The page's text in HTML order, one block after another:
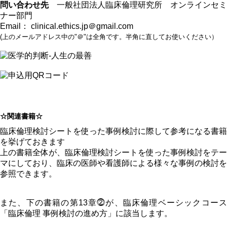
問い合わせ先一般社団法人臨床倫理研究所 オンラインセミ
ナー部門
Email： clinical.ethics.jp＠gmail.com
(上のメールアドレス中の"＠"は全角です。半角に直してお使いください）
☆関連書籍☆
臨床倫理検討シートを使った事例検討に際して参考になる書籍
を挙げておきます
上の書籍全体が、臨床倫理検討シートを使った事例検討をテー
マにしており、臨床の医師や看護師による様々な事例の検討を
参照できます。
また、下の書籍の第13章⓶が、臨床倫理ベーシックコース
「臨床倫理 事例検討の進め方」に該当します。